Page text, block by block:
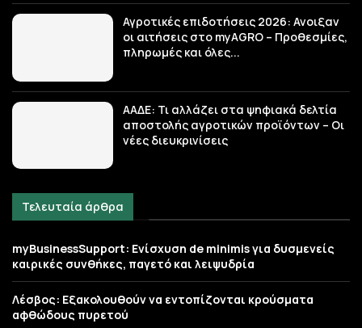
Αγροτικές επιδοτήσεις 2026: Ανοιξαν
οι αιτήσεις στο myAGRO – Προθεσμίες,
πληρωμές και όλες...
ΑΑΔΕ: Τι αλλάζει στα ψηφιακά δελτία
αποστολής αγροτικών προϊόντων – Οι
νέες διευκρινίσεις
Τελευταία άρθρα
myBusinessSupport: Ενίσχυση de minimis για δυσμενείς
καιρικές συνθήκες, παγετό και λειψυδρία
Λέσβος: Εξακολουθούν να εντοπίζονται κρούσματα
αφθώδους πυρετού